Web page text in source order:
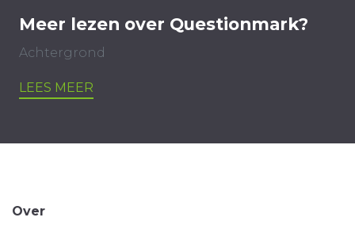
Meer lezen over Questionmark?
Achtergrond
LEES MEER
Over